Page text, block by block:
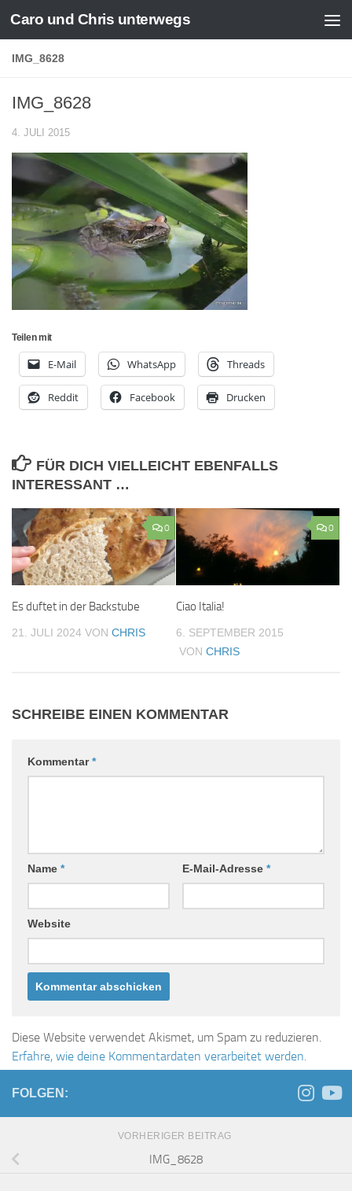
Zum Inhalt springen
Caro und Chris unterwegs
IMG_8628
IMG_8628
4. JULI 2015
Teilen mit
E-Mail WhatsApp Threads
Reddit Facebook Drucken
FÜR DICH VIELLEICHT EBENFALLS
INTERESSANT …
0
Es duftet in der Backstube
21. JULI 2024 VON CHRIS
0
Ciao Italia!
6. SEPTEMBER 2015
VON CHRIS
SCHREIBE EINEN KOMMENTAR
Kommentar*
Name * E-Mail-Adresse *
Website
Diese Website verwendet Akismet, um Spam zu reduzieren.
Erfahre, wie deine Kommentardaten verarbeitet werden.
FOLGEN:
VORHERIGER BEITRAG
IMG_8628